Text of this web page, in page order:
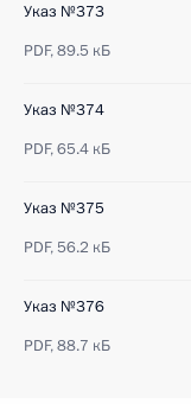
Указ №373
PDF,89.5 кБ
Указ №374
PDF,65.4 кБ
Указ №375
PDF,56.2 кБ
Указ №376
PDF,88.7 кБ